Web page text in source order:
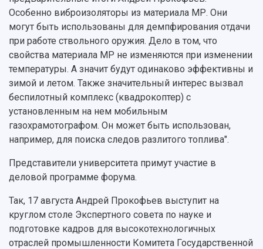
Особенно виброизоляторы из материала МР. Они
могут быть использованы для демпфирования отдачи
при работе ствольного оружия. Дело в том, что
свойства материала МР не изменяются при изменении
температуры. А значит будут одинаково эффективны и
зимой и летом. Также значительный интерес вызвал
беспилотный комплекс (квадрокоптер) с
установленным на нем мобильным
газохрамотографом. Он может быть использован,
например, для поиска следов разлитого топлива".
Представители университета примут участие в
деловой программе форума.
Так, 17 августа Андрей Прокофьев выступит на
круглом столе Экспертного совета по науке и
подготовке кадров для высокотехнологичных
отраслей промышленности Комитета Государственной